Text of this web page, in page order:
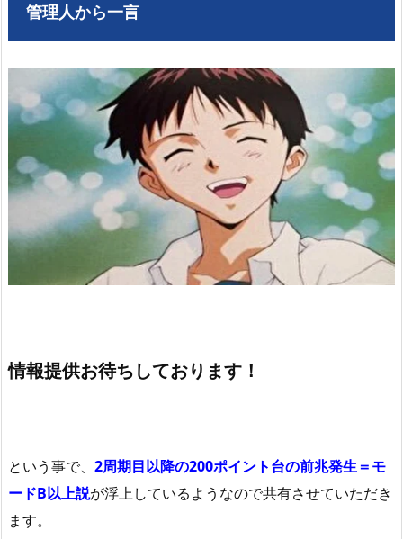
管理人から一言
情報提供お待ちしております！
という事で、 2周期目以降の200ポイント台の前兆発生＝モ
ードB以上説が浮上しているようなので共有させていただき
ます。